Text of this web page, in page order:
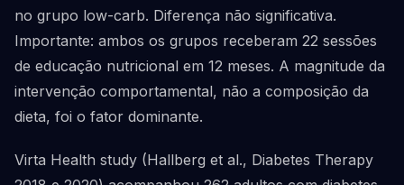
no grupo low-carb. Diferença não significativa.
Importante: ambos os grupos receberam 22 sessões
de educação nutricional em 12 meses. A magnitude da
intervenção comportamental, não a composição da
dieta, foi o fator dominante.
Virta Health study (Hallberg et al., Diabetes Therapy